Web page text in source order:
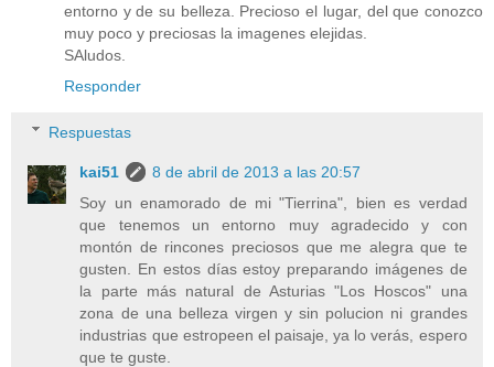
entorno y de su belleza. Precioso el lugar, del que conozco
muy poco y preciosas la imagenes elejidas.
SAludos.
Responder
Respuestas
kai51
8 de abril de 2013 a las 20:57
Soy un enamorado de mi "Tierrina", bien es verdad
que tenemos un entorno muy agradecido y con
montón de rincones preciosos que me alegra que te
gusten. En estos días estoy preparando imágenes de
la parte más natural de Asturias "Los Hoscos" una
zona de una belleza virgen y sin polucion ni grandes
industrias que estropeen el paisaje, ya lo verás, espero
que te guste.